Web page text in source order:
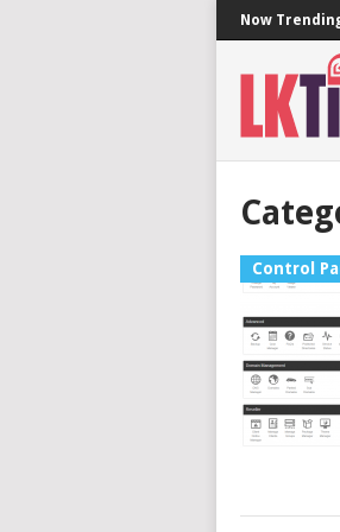
Now
Control